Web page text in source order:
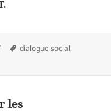
Mots-
dialogue social,
les